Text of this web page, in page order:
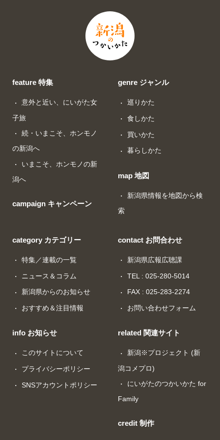
feature 特集
意外と近い、にいがた女
子旅
続・いまこそ、ホンモノ
の新潟へ
いまこそ、ホンモノの新
潟へ
campaign キャンペーン
genre ジャンル
巡りかた
食しかた
買いかた
暮らしかた
map 地図
新潟県情報を地図から検
索
category カテゴリー
特集／連載の一覧
ニュース＆コラム
新潟県からのお知らせ
おすすめ＆注目情報
info お知らせ
このサイトについて
プライバシーポリシー
SNSアカウントポリシー
contact お問合わせ
新潟県広報広聴課
TEL : 025-280-5014
FAX : 025-283-2274
お問い合わせフォーム
related 関連サイト
新潟※プロジェクト (新
潟コメプロ)
にいがたのつかいかた for
Family
credit 制作